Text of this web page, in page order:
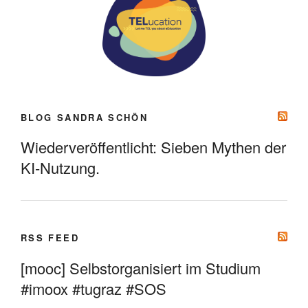
BLOG SANDRA SCHÖN
Wiederveröffentlicht: Sieben Mythen der
KI-Nutzung.
RSS FEED
[mooc] Selbstorganisiert im Studium
#imoox #tugraz #SOS